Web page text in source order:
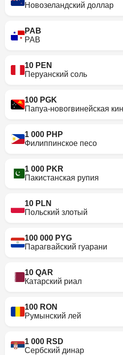
Новозеландский доллар
PAB
PAB
10 PEN
Перуанский соль
100 PGK
Папуа-новогвинейская
1 000 PHP
Филиппинское песо
1 000 PKR
Пакистанская рупия
10 PLN
Польский злотый
100 000 PYG
Парагвайский гуарани
10 QAR
Катарский риал
100 RON
Румынский лей
1 000 RSD
Сербский динар